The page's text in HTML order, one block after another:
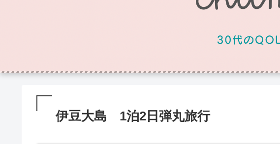
伊豆大島 1泊2日弾丸旅行